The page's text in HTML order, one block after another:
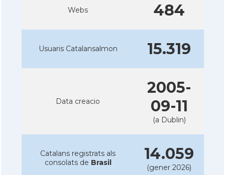
Webs 484
Usuaris Catalansalmon 15.319
Data creacio
2005-
09-11
(a Dublin)
Catalans registrats als
consolats de Brasil 14.059
(gener 2026)